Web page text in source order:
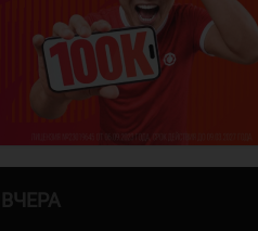
ВЧЕРА